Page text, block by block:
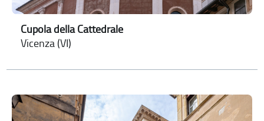
Cupola della Cattedrale
Vicenza (VI)